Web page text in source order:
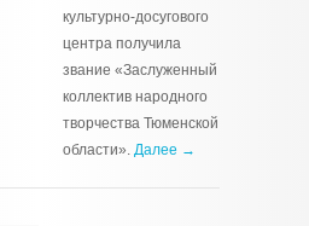
культурно-досугового
центра получила
звание «Заслуженный
коллектив народного
творчества Тюменской
области». Далее →